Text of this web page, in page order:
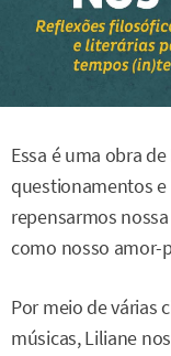
Essa é uma obra
questionamentos e
repensarmos
como nosso amor-
Por meio de várias
músicas, Liliane